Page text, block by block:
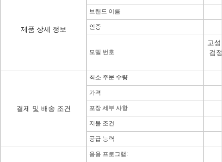
제품 상세 정보
브랜드 이름
인증
모델 번호
고
검
결제 및 배송 조건
최소 주문 수량
가격
포장 세부 사항
지불 조건
공급 능력
응용 프로그램: